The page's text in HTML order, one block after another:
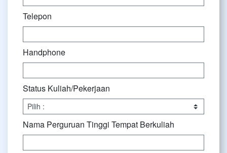
Telepon
Handphone
Status Kuliah/Pekerjaan
Nama Perguruan Tinggi Tempat Berkuliah